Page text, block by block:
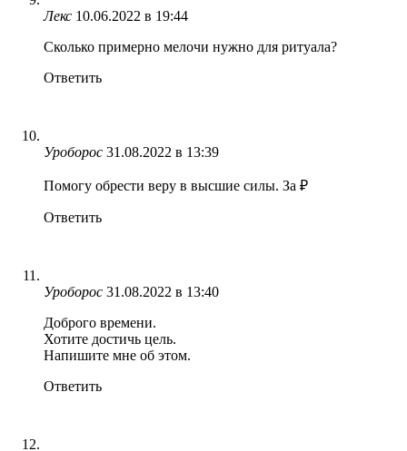
Лекс 10.06.2022 в 19:44
Сколько примерно мелочи нужно для ритуала?
Ответить
Уроборос 31.08.2022 в 13:39
Помогу обрести веру в высшие силы. За ₽
Ответить
Уроборос 31.08.2022 в 13:40
Доброго времени.
Хотите достичь цель.
Напишите мне об этом.
Ответить